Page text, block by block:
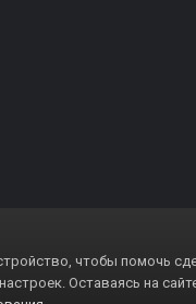
чтобы помочь
Оставаясь на